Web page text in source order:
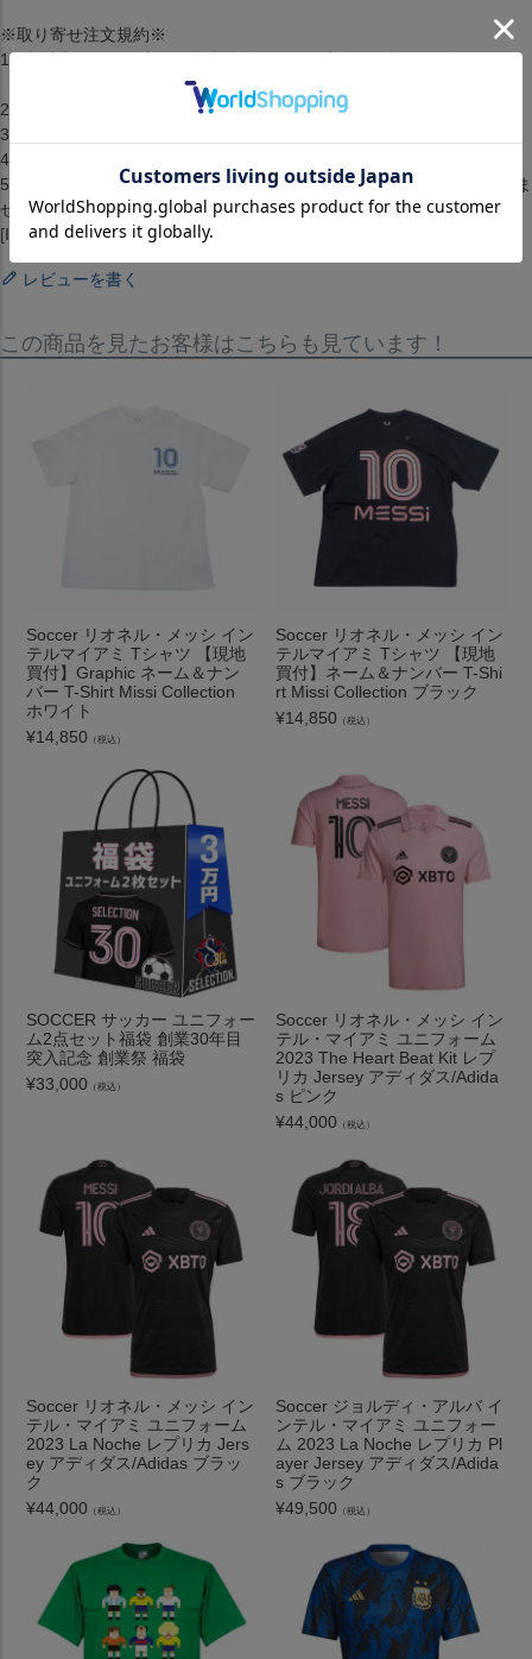
※取り寄せ注文規約※
1.2点以上のお買い上げの場合準備ができた商品から順に発送します。
（配送料・手数料は初回発送分のみご請求）
2.お客様都合によるキャンセル・返品はできません。
3.メーカーが在庫を確保できず、キャンセルとなる場合がございます。
4.仕様が変更される場合もございます。
5.配送までに1ヶ月から2ヶ月ほどかかります。（配送日の指定はできま
せん）[クラブチーム][バッジオ][Tシャツ][トップス][Portrait T-Shirt]
[Inter ][Baggio][Black]
レビューを書く
この商品を見たお客様はこちらも見ています！
Soccer リオネル・メッシ イン
テルマイアミ Tシャツ 【現地
買付】Graphic ネーム＆ナン
バー T-Shirt Missi Collection
ホワイト
¥14,850 （税込）
Soccer リオネル・メッシ イン
テルマイアミ Tシャツ 【現地
買付】ネーム＆ナンバー T-Shi
rt Missi Collection ブラック
¥14,850 （税込）
SOCCER サッカー ユニフォー
ム2点セット福袋 創業30年目
突入記念 創業祭 福袋
¥33,000 （税込）
Soccer リオネル・メッシ イン
テル・マイアミ ユニフォーム
2023 The Heart Beat Kit レプ
リカ Jersey アディダス/Adida
s ピンク
¥44,000 （税込）
Soccer リオネル・メッシ イン
テル・マイアミ ユニフォーム
2023 La Noche レプリカ Jers
ey アディダス/Adidas ブラッ
ク
¥44,000 （税込）
Soccer ジョルディ・アルバ イ
ンテル・マイアミ ユニフォー
ム 2023 La Noche レプリカ Pl
ayer Jersey アディダス/Adida
s ブラック
¥49,500 （税込）